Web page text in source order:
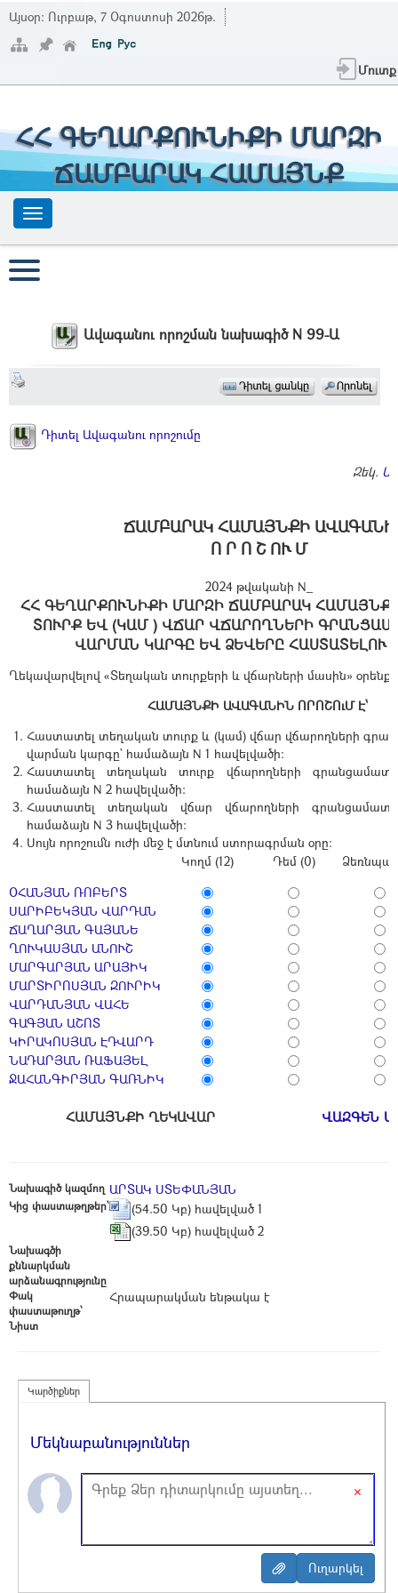
Այսօր: Ուրբաթ, 7 Օգոստոսի 2026թ.
Մուտք
ՀՀ ԳԵՂԱՐՔՈՒՆԻՔԻ ՄԱՐԶԻ
ՃԱՄԲԱՐԱԿ ՀԱՄԱՅՆՔ
Ավագանու որոշման նախագիծ N 99-Ա
Դիտել Ավագանու որոշումը
Զեկ.
ՃԱՄԲԱՐԱԿ ՀԱՄԱՅՆՔԻ ԱՎԱԳԱՆԻ
Ո Ր Ո Շ ՈՒ Մ
2024 թվականի N_
ՀՀ ԳԵՂԱՐՔՈՒՆԻՔԻ ՄԱՐԶԻ ՃԱՄԲԱՐԱԿ
ՏՈՒՐՔ ԵՎ (ԿԱՄ ) ՎՃԱՐ ՎՃԱՐՈՂՆԵՐԻ
ՎԱՐՄԱՆ ԿԱՐԳԸ ԵՎ ՁԵՎԵՐԸ ՀԱՍՏԱՏԵԼՈՒ
Ղեկավարվելով «Տեղական տուրքերի և վճարների մասին»
ՀԱՄԱՅՆՔԻ ԱՎԱԳԱՆԻՆ ՈՐՈՇՈւՄ Է՝
Հաստատել տեղական տուրք և (կամ) վճար վճարողների
վարման կարգը` համաձայն N 1 հավելվածի:
Հաստատել տեղական տուրք վճարողների
համաձայն N 2 հավելվածի:
Հաստատել տեղական վճար վճարողների
համաձայն N 3 հավելվածի:
Սույն որոշումն ուժի մեջ է մտնում ստորագրման օրը:
Կողմ (12)
Դեմ (0)
ՕՀԱՆՅԱՆ ՌՈԲԵՐՏ
ՍԱՐԻԲԵԿՅԱՆ ՎԱՐԴԱՆ
ՃԱՂԱՐՅԱՆ ԳԱՅԱՆԵ
ՂՈՒԿԱՍՅԱՆ ԱՆՈՒՇ
ՄԱՐԳԱՐՅԱՆ ԱՐԱՅԻԿ
ՄԱՐՏԻՐՈՍՅԱՆ ԶՈՒՐԻԿ
ՎԱՐԴԱՆՅԱՆ ՎԱՀԵ
ԳԱԳՅԱՆ ԱՇՈՏ
ԿԻՐԱԿՈՍՅԱՆ ԷԴՎԱՐԴ
ՆԱԴԱՐՅԱՆ ՌԱՖԱՅԵԼ
ՋԱՀԱՆԳԻՐՅԱՆ ԳԱՌՆԻԿ
ՀԱՄԱՅՆՔԻ ՂԵԿԱՎԱՐ ՎԱԶԳԵՆ
Նախագիծ կազմող ԱՐՏԱԿ ՍՏԵՓԱՆՅԱՆ
Կից փաստաթղթեր՝
(54.50 Կբ) հավելված 1
(39.50 Կբ) հավելված 2
Նախագծի
քննարկման
արձանագրությունը
Փակ
փաստաթուղթ՝
Հրապարակման ենթակա է
Նիստ
Կարծիքներ
Մեկնաբանություններ
×